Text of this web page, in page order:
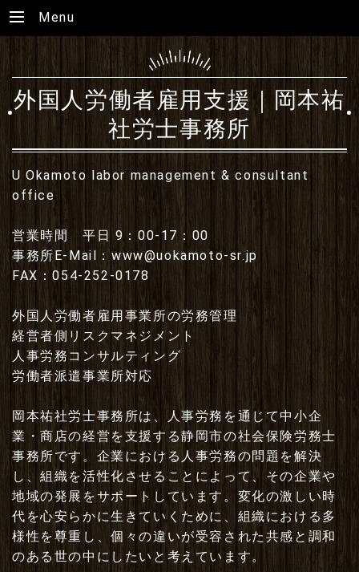
Menu
外国人労働者雇用支援｜岡本祐
社労士事務所
U Okamoto labor management & consultant
office
営業時間 平日 9：00-17：00
事務所E-Mail：www@uokamoto-sr.jp
FAX：054-252-0178
外国人労働者雇用事業所の労務管理
経営者側リスクマネジメント
人事労務コンサルティング
労働者派遣事業所対応
岡本祐社労士事務所は、人事労務を通じて中小企
業・商店の経営を支援する静岡市の社会保険労務士
事務所です。企業における人事労務の問題を解決
し、組織を活性化させることによって、その企業や
地域の発展をサポートしています。変化の激しい時
代を心安らかに生きていくために、組織における多
様性を尊重し、個々の違いが受容された共感と調和
のある世の中にしたいと考えています。